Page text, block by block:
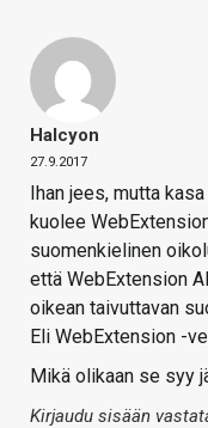
Halcyon
27.9.2017
Ihan jees, mutta
kuolee
suomenkielinen
että WebExtension
oikean taivuttavan
Eli WebExtension -
Mikä olikaan se syy
Kirjaudu sisään